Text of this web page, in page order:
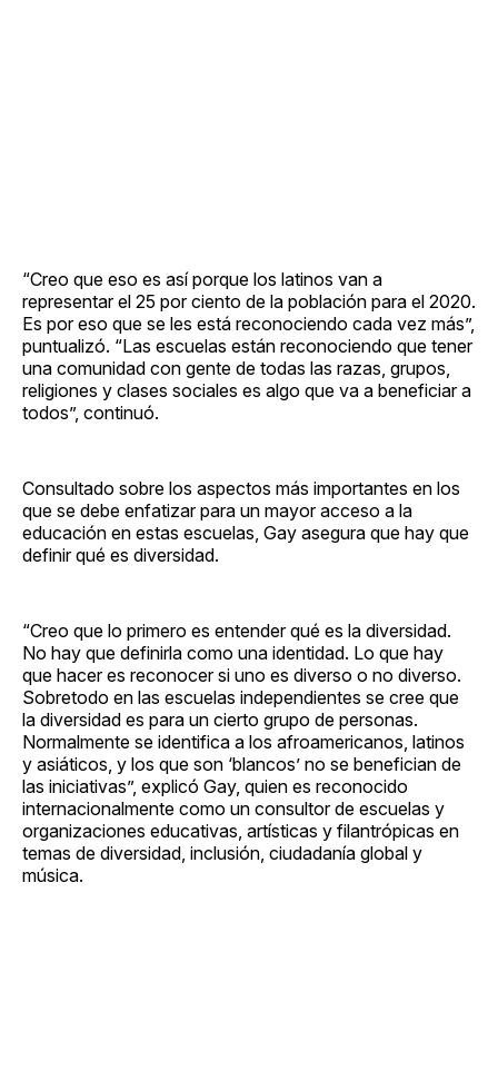
“Creo que eso es así porque los latinos van a
representar el 25 por ciento de la población para el 2020.
Es por eso que se les está reconociendo cada vez más”,
puntualizó. “Las escuelas están reconociendo que tener
una comunidad con gente de todas las razas, grupos,
religiones y clases sociales es algo que va a beneficiar a
todos”, continuó.
Consultado sobre los aspectos más importantes en los
que se debe enfatizar para un mayor acceso a la
educación en estas escuelas, Gay asegura que hay que
definir qué es diversidad.
“Creo que lo primero es entender qué es la diversidad.
No hay que definirla como una identidad. Lo que hay
que hacer es reconocer si uno es diverso o no diverso.
Sobretodo en las escuelas independientes se cree que
la diversidad es para un cierto grupo de personas.
Normalmente se identifica a los afroamericanos, latinos
y asiáticos, y los que son ‘blancos’ no se benefician de
las iniciativas”, explicó Gay, quien es reconocido
internacionalmente como un consultor de escuelas y
organizaciones educativas, artísticas y filantrópicas en
temas de diversidad, inclusión, ciudadanía global y
música.